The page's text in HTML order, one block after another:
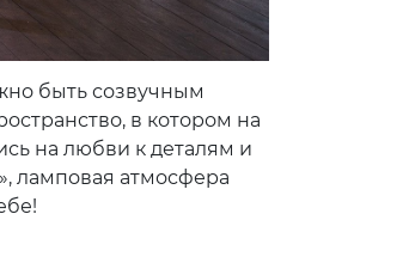
быть созвучным
в котором на
на любви к деталям и
ламповая атмосфера